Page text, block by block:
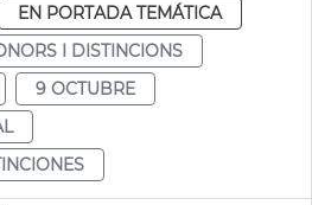
EN PORTADA TEMÁTICA
I DISTINCIONS
9 OCTUBRE